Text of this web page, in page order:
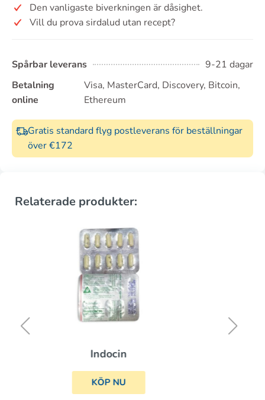
Den vanligaste biverkningen är dåsighet.
Vill du prova sirdalud utan recept?
Spårbar leverans
9-21 dagar
Betalning
online
Visa, MasterCard, Discovery, Bitcoin,
Ethereum
Gratis standard flyg postleverans för beställningar
över €172
Relaterade produkter:
Sumatriptan